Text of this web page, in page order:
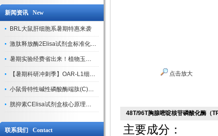
新闻资讯 New
BRL大鼠肝细胞系暑期特惠来袭
激肽释放酶2Elisa试剂盒标准化实验操作与质控体系解析
暑期实验经费省出来！植物玉米索核苷（ZR ）elisa酶联免疫试剂盒
【暑期科研冲刺季】OAR-L1细胞专用培养基特惠，助力实验高效突破
小鼠骨特性碱性磷酸酶端肽(C)elisa试剂盒大促，骨科研人速囤
胱抑素CElisa试剂盒核心原理、产品特性与全流程操作规范详解
联系我们 Contact
点击放大
48T/96T胸腺嘧啶核苷磷酸化酶（
主要成分：